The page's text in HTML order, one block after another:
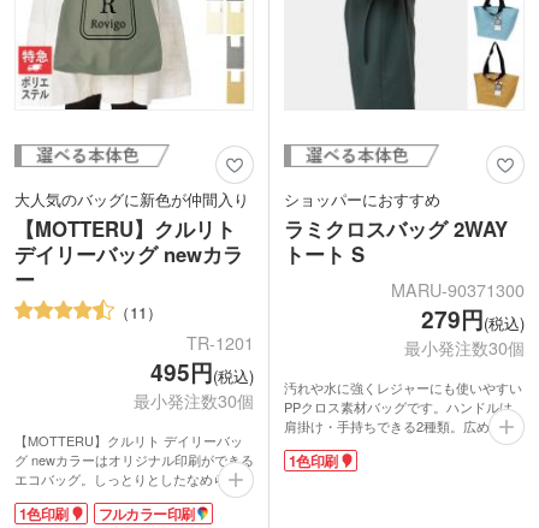
大人気のバッグに新色が仲間入り
【MOTTERU】クルリト
デイリーバッグ newカラ
ー
11
TR-1201
495円(税込)
最小発注数30個
【MOTTERU】クルリト デイリーバッ
グ newカラーはオリジナル印刷ができる
エコバッグ。しっとりとしたなめらかな
触り心地で、シワが戻りやすくキレイな
まま使えます。クルリとたためば手のひ
1色印刷 フルカラー印刷
ショッパーにおすすめ
ラミクロスバッグ 2WAY
トート S
MARU-90371300
279円(税込)
最小発注数30個
汚れや水に強くレジャーにも使いやすい
PPクロス素材バッグです。ハンドルは
肩掛け・手持ちできる2種類。広めの底
マチでプラホック付き。中身が見えませ
ん。耐久性があり、重い荷物も楽々持ち
1色印刷